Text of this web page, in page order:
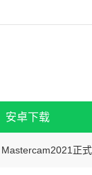
安卓下载
正